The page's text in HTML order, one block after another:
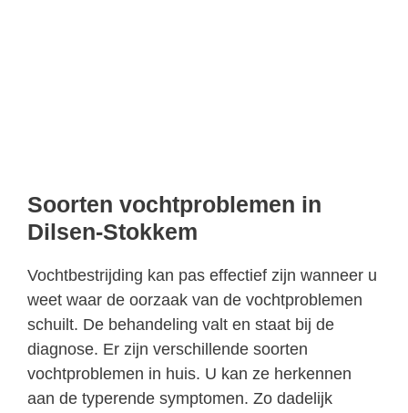
Soorten vochtproblemen in
Dilsen-Stokkem
Vochtbestrijding kan pas effectief zijn wanneer u
weet waar de oorzaak van de vochtproblemen
schuilt. De behandeling valt en staat bij de
diagnose. Er zijn verschillende soorten
vochtproblemen in huis. U kan ze herkennen
aan de typerende symptomen. Zo dadelijk